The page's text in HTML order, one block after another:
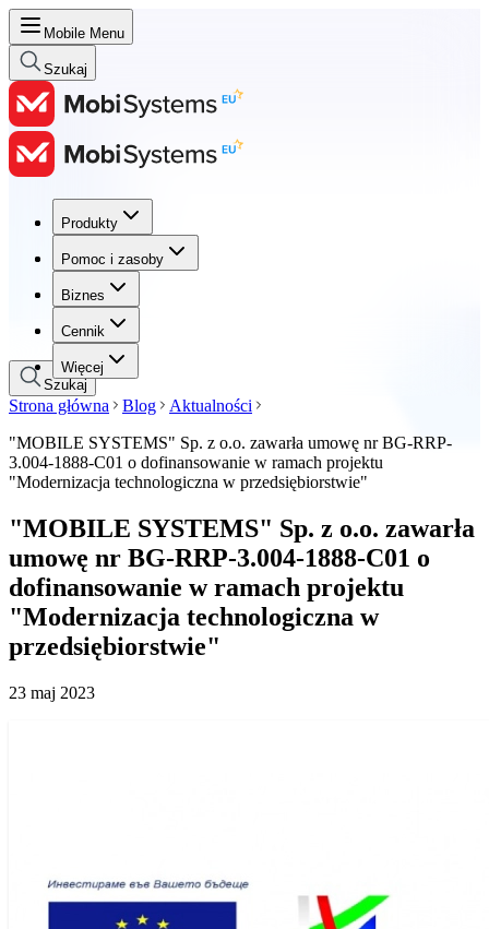
Mobile Menu
Szukaj
Produkty
Pomoc i zasoby
Biznes
Cennik
Więcej
Produkty
Pomoc i zasoby
Biznes
Cennik
Szukaj
Strona główna Blog
Aktualności
"MOBILE SYSTEMS" Sp. z o.o. zawarła umowę nr BG-RRP-
3.004-1888-C01 o dofinansowanie w ramach projektu
"Modernizacja technologiczna w przedsiębiorstwie"
"MOBILE SYSTEMS" Sp. z o.o. zawarła
umowę nr BG-RRP-3.004-1888-C01 o
dofinansowanie w ramach projektu
"Modernizacja technologiczna w
przedsiębiorstwie"
23 maj 2023